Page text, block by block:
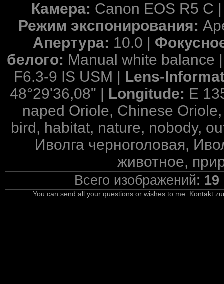
Камера: Canon EOS R5 C
Режим экспонирования:
Апертура: 10.0 |
белого: Manual white balance
F6.3-9 IS USM | Lens-
48°29'36,08" | Longitude: E
naped Oriole, Chinese
bird, habitat, nature, nobody,
Иволга черноголовая,
животное,
Всего изображений: 19
You can send all your questions or wishes to me. Kontakt